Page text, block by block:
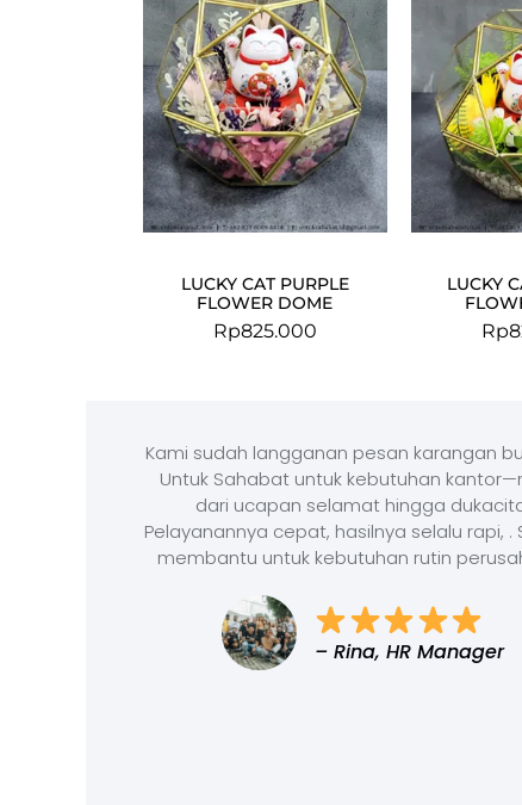
LUCKY CAT PURPLE
FLOWER DOME
Rp825.000
LUCKY
Rp
Kami sudah langganan pesan karangan
Untuk Sahabat untuk kebutuhan
dari ucapan selamat hingga
Pelayanannya cepat, hasilnya selalu rapi, .
membantu untuk kebutuhan rutin
– Rina, HR Manager